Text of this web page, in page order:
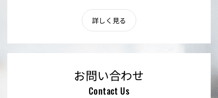
詳しく見る
お問い合わせ
Contact Us